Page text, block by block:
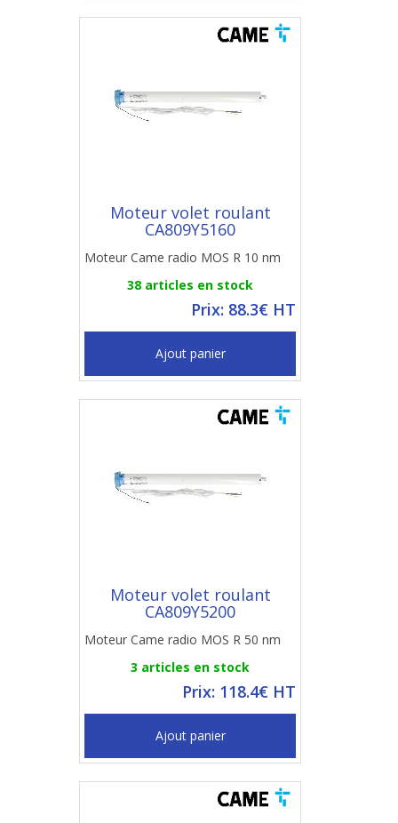
Moteur volet roulant
CA809Y5160
Moteur Came radio MOS R 10 nm
38 articles en stock
Prix: 88.3€ HT
Ajout panier
Moteur volet roulant
CA809Y5200
Moteur Came radio MOS R 50 nm
3 articles en stock
Prix: 118.4€ HT
Ajout panier